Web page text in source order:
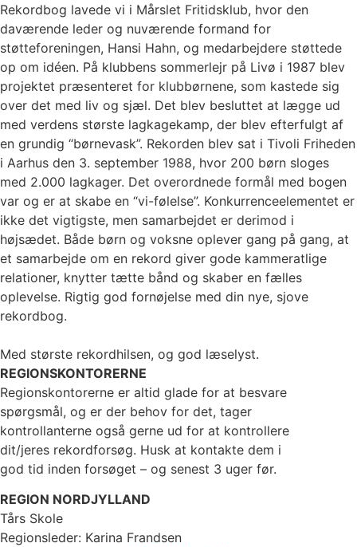
Rekordbog lavede vi i Mårslet Fritidsklub, hvor den
daværende leder og nuværende formand for
støtteforeningen, Hansi Hahn, og medarbejdere støttede
op om idéen. På klubbens sommerlejr på Livø i 1987 blev
projektet præsenteret for klubbørnene, som kastede sig
over det med liv og sjæl. Det blev besluttet at lægge ud
med verdens største lagkagekamp, der blev efterfulgt af
en grundig “børnevask”. Rekorden blev sat i Tivoli Friheden
i Aarhus den 3. september 1988, hvor 200 børn sloges
med 2.000 lagkager. Det overordnede formål med bogen
var og er at skabe en “vi-følelse”. Konkurrenceelementet er
ikke det vigtigste, men samarbejdet er derimod i
højsædet. Både børn og voksne oplever gang på gang, at
et samarbejde om en rekord giver gode kammeratlige
relationer, knytter tætte bånd og skaber en fælles
oplevelse. Rigtig god fornøjelse med din nye, sjove
rekordbog.
Med største rekordhilsen, og god læselyst.
REGIONSKONTORERNE
Regionskontorerne er altid glade for at besvare
spørgsmål, og er der behov for det, tager
kontrollanterne også gerne ud for at kontrollere
dit/jeres rekordforsøg. Husk at kontakte dem i
god tid inden forsøget – og senest 3 uger før.
REGION NORDJYLLAND
Tårs Skole
Regionsleder: Karina Frandsen